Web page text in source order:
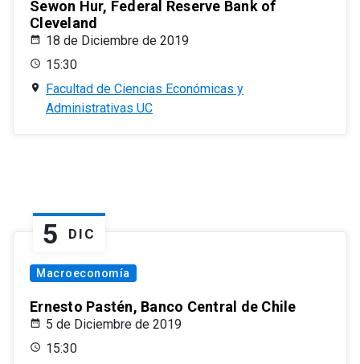
Sewon Hur, Federal Reserve Bank of
Cleveland
18 de Diciembre de 2019
15:30
Facultad de Ciencias Económicas y
Administrativas UC
5 DIC
Macroeconomía
Ernesto Pastén, Banco Central de Chile
5 de Diciembre de 2019
15:30